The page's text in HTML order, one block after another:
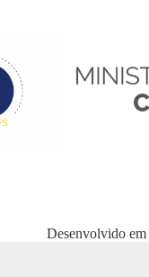
Desenvolvido em